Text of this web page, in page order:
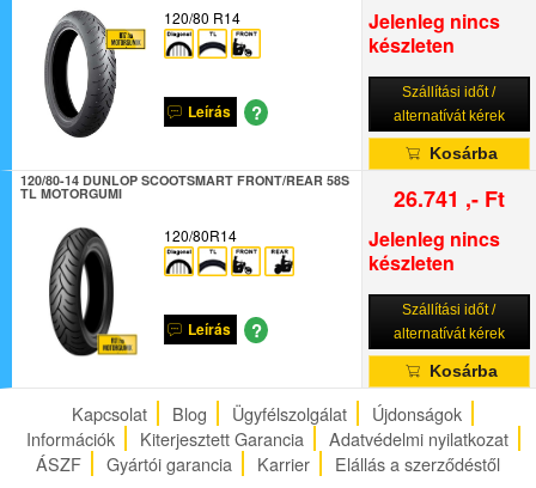
120/80 R14
Leírás ?
Jelenleg nincs
készleten
Szállítási időt /
alternatívát kérek
Kosárba
120/80-14 DUNLOP SCOOTSMART FRONT/REAR 58S
TL MOTORGUMI
120/80R14
Leírás ?
26.741 ,- Ft
Jelenleg nincs
készleten
Szállítási időt /
alternatívát kérek
Kosárba
Kapcsolat Blog Ügyfélszolgálat
Újdonságok
Információk
Kiterjesztett Garancia
Adatvédelmi nyilatkozat
ÁSZF
Gyártói garancia Karrier Elállás a szerződéstől